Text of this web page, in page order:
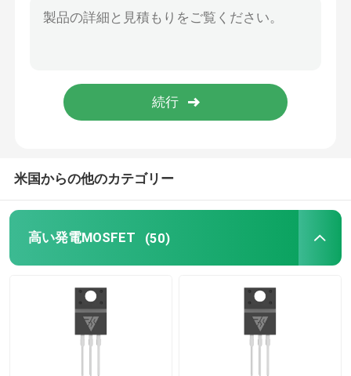
米国からの他のカテゴリー
高い発電MOSFET (50)